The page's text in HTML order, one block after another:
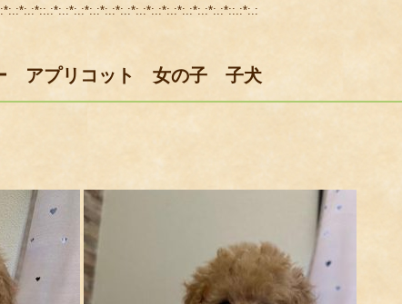
アプリコット 女の子 子犬